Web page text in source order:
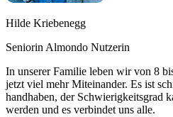
Hilde Kriebenegg
Seniorin Almondo Nutzerin
In unserer Familie leben wir von 8
jetzt viel mehr Miteinander. Es ist
handhaben, der Schwierigkeitsgrad
werden und es verbindet uns alle.